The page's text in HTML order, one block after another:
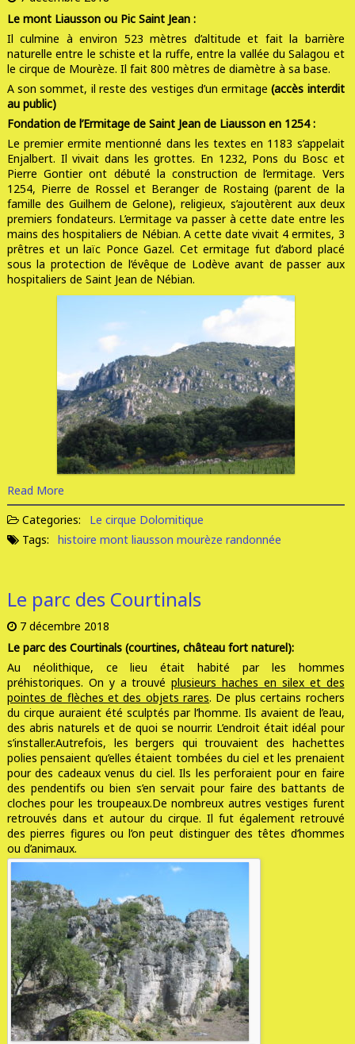
Le mont Liausson ou Pic Saint Jean :
Il culmine à environ 523 mètres d’altitude et fait la barrière
naturelle entre le schiste et la ruffe, entre la vallée du Salagou et
le cirque de Mourèze. Il fait 800 mètres de diamètre à sa base.
A son sommet, il reste des vestiges d’un ermitage(accès interdit
au public)
Fondation de l’Ermitage de Saint Jean de Liausson en 1254 :
Le premier ermite mentionné dans les textes en 1183 s’appelait
Enjalbert. Il vivait dans les grottes. En 1232, Pons du Bosc et
Pierre Gontier ont débuté la construction de l’ermitage. Vers
1254, Pierre de Rossel et Beranger de Rostaing (parent de la
famille des Guilhem de Gelone), religieux, s’ajoutèrent aux deux
premiers fondateurs. L’ermitage va passer à cette date entre les
mains des hospitaliers de Nébian. A cette date vivait 4 ermites, 3
prêtres et un laïc Ponce Gazel. Cet ermitage fut d’abord placé
sous la protection de l’évêque de Lodève avant de passer aux
hospitaliers de Saint Jean de Nébian.
Read More
Categories:
Le cirque Dolomitique
Tags:
histoire mont liausson mourèze randonnée
Le parc des Courtinals
7 décembre 2018
Le parc des Courtinals (courtines, château fort naturel):
Au néolithique, ce lieu était habité par les hommes
préhistoriques. On y a trouvéplusieurs haches en silex et des
pointes de flèches et des objets rares. De plus certains rochers
du cirque auraient été sculptés par l’homme. Ils avaient de l’eau,
des abris naturels et de quoi se nourrir. L’endroit était idéal pour
s’installer.Autrefois, les bergers qui trouvaient des hachettes
polies pensaient qu’elles étaient tombées du ciel et les prenaient
pour des cadeaux venus du ciel. Ils les perforaient pour en faire
des pendentifs ou bien s’en servait pour faire des battants de
cloches pour les troupeaux.De nombreux autres vestiges furent
retrouvés dans et autour du cirque. Il fut également retrouvé
des pierres figures ou l’on peut distinguer des têtes d’hommes
ou d’animaux.